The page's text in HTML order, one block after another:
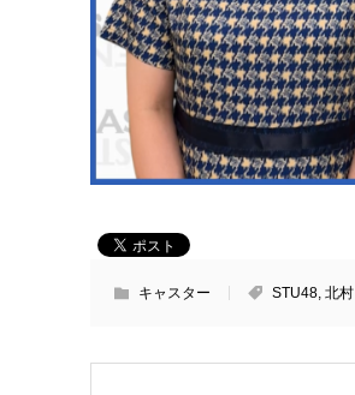
キャスター STU48, 北